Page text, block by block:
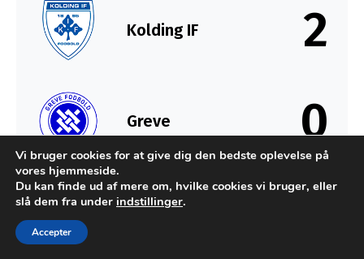
Kolding IF 2
Greve 0
SLUT
Udviklet af MTH Design for FC Sydkysten Statistik
Vi bruger cookies for at give dig den bedste oplevelse på
vores hjemmeside.
Du kan finde ud af mere om, hvilke cookies vi bruger, eller
slå dem fra under indstillinger.
Accepter